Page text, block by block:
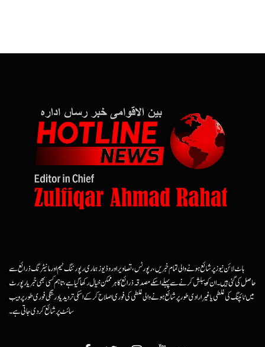
ہاٹ لائن نیوز پر شائع ہونے والی تمام خبریں، رپورٹس، تصاویر اور وڈیوز ہماری رپورٹنگ ٹیم اور مانیٹرنگ ذرائع سے
حاصل کی گئی ہیں۔ ان کو پبلش کرنے سے پہلے اسکے مصدقہ ذرائع کا ہرممکن خیال رکھا گیا ہے، تاہم کسی بھی خبر یا رپورٹ
میں ٹائپنگ کی غلطی یا غیرارادی طور پر شائع ہونے والی غلطی کی فوری اصلاح کرکے اسکی تردید یا درستگی فوری طور پر ویب
سائٹ پر شائع کردی جاتی ہے۔